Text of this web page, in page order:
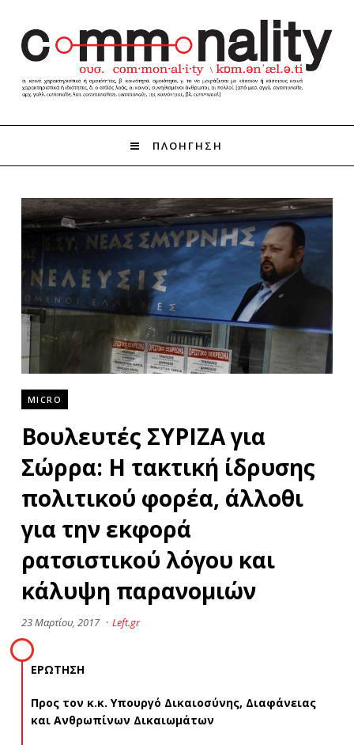
ΠΛΟΗΓΗΣΗ
MICRO
Βουλευτές ΣΥΡΙΖΑ για
Σώρρα: Η τακτική ίδρυσης
πολιτικού φορέα, άλλοθι
για την εκφορά
ρατσιστικού λόγου και
κάλυψη παρανομιών
23 Μαρτίου, 2017 · Left.gr
ΕΡΩΤΗΣΗ
Προς τον κ.κ. Υπουργό Δικαιοσύνης, Διαφάνειας
και Ανθρωπίνων Δικαιωμάτων